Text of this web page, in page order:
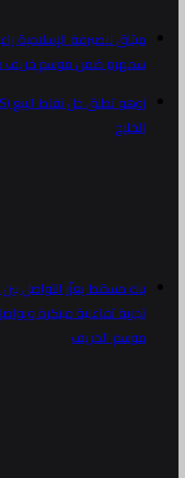
ميثاق للصيرفة الإسلامية
سمهرم ضمن موسم خريف
الخليج
بنك مسقط يعزّز التواصل
تجربة تفاعلية مبتكرة
موسم الخريف